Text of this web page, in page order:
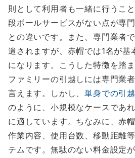
則として利用者も一緒に行うこ
段ボールサービスがない点が専
との違いです。また、専門業者
遣されますが、赤帽では1名が基
になります。こうした特徴を踏
ファミリーの引越しには専門業
言えます。しかし、単身での引
のように、小規模なケースであ
に適しています。ちなみに、赤
作業内容、使用台数、移動距離
テムです。無駄のない料金設定